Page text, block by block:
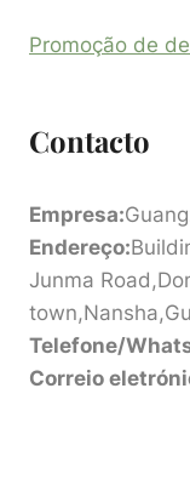
Promoção de
Contacto
Empresa:
Endereço:
Junma
Telefone/
Correio